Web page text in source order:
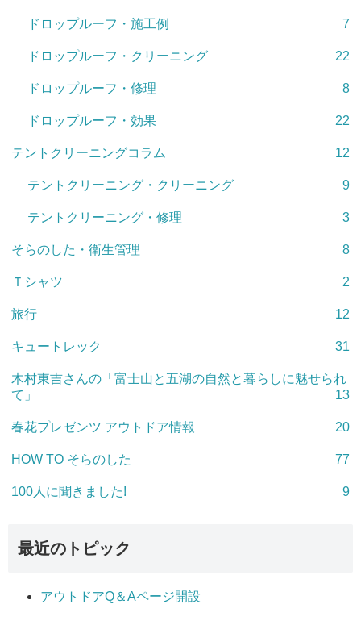
ドロップルーフ・施工例 7
ドロップルーフ・クリーニング 22
ドロップルーフ・修理 8
ドロップルーフ・効果 22
テントクリーニングコラム 12
テントクリーニング・クリーニング 9
テントクリーニング・修理 3
そらのした・衛生管理 8
Ｔシャツ 2
旅行 12
キュートレック 31
木村東吉さんの「富士山と五湖の自然と暮らしに魅せられ
て」
13
春花プレゼンツ アウトドア情報 20
HOW TO そらのした 77
100人に聞きました! 9
最近のトピック
アウトドアQ＆Aページ開設